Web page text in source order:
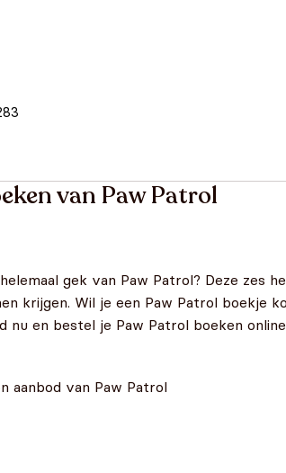
van Paw Patrol
gek van Paw Patrol? Deze zes
krijgen. Wil je een Paw Patrol boekje
nu en bestel je Paw Patrol boeken
aanbod van Paw Patrol